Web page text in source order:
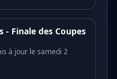
- Finale des Coupes
à jour le samedi 2